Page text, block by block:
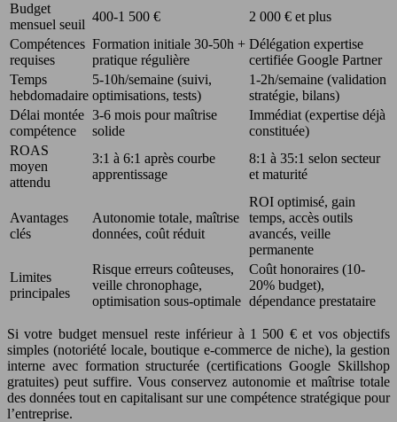
Budget
mensuel seuil
400-1 500 €
2 000 € et plus
Compétences
requises
Formation initiale 30-50h +
pratique régulière
Délégation expertise
certifiée Google Partner
Temps
hebdomadaire
5-10h/semaine (suivi,
optimisations, tests)
1-2h/semaine (validation
stratégie, bilans)
Délai montée
compétence
3-6 mois pour maîtrise
solide
Immédiat (expertise déjà
constituée)
ROAS
moyen
attendu
3:1 à 6:1 après courbe
apprentissage
8:1 à 35:1 selon secteur
et maturité
Avantages
clés
Autonomie totale, maîtrise
données, coût réduit
ROI optimisé, gain
temps, accès outils
avancés, veille
permanente
Limites
principales
Risque erreurs coûteuses,
veille chronophage,
optimisation sous-optimale
Coût honoraires (10-
20% budget),
dépendance prestataire
Si votre budget mensuel reste inférieur à 1 500 € et vos objectifs
simples (notoriété locale, boutique e-commerce de niche), la gestion
interne avec formation structurée (certifications Google Skillshop
gratuites) peut suffire. Vous conservez autonomie et maîtrise totale
des données tout en capitalisant sur une compétence stratégique pour
l’entreprise.